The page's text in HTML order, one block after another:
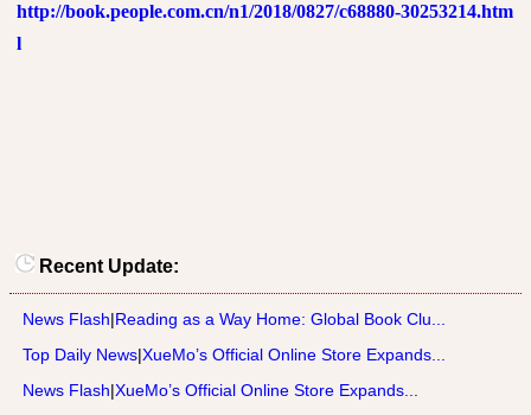
http://book.people.com.cn/n1/2018/0827/c68880-30253214.htm
l
Recent Update:
News Flash|Reading as a Way Home: Global Book Clu...
Top Daily News|XueMo’s Official Online Store Expands...
News Flash|XueMo’s Official Online Store Expands...